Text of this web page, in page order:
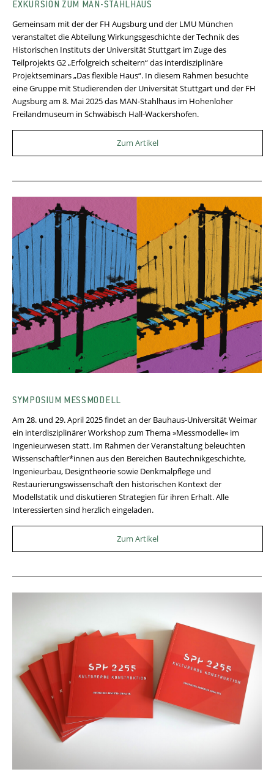
EXKURSION ZUM MAN-STAHLHAUS
Gemeinsam mit der der FH Augsburg und der LMU München
veranstaltet die Abteilung Wirkungsgeschichte der Technik des
Historischen Instituts der Universität Stuttgart im Zuge des
Teilprojekts G2 „Erfolgreich scheitern“ das interdisziplinäre
Projektseminars „Das flexible Haus“. In diesem Rahmen besuchte
eine Gruppe mit Studierenden der Universität Stuttgart und der FH
Augsburg am 8. Mai 2025 das MAN-Stahlhaus im Hohenloher
Freilandmuseum in Schwäbisch Hall-Wackershofen.
Zum Artikel
SYMPOSIUM MESSMODELL
Am 28. und 29. April 2025 findet an der Bauhaus-Universität Weimar
ein interdisziplinärer Workshop zum Thema »Messmodelle« im
Ingenieurwesen statt. Im Rahmen der Veranstaltung beleuchten
Wissenschaftler*innen aus den Bereichen Bautechnikgeschichte,
Ingenieurbau, Designtheorie sowie Denkmalpflege und
Restaurierungswissenschaft den historischen Kontext der
Modellstatik und diskutieren Strategien für ihren Erhalt. Alle
Interessierten sind herzlich eingeladen.
Zum Artikel